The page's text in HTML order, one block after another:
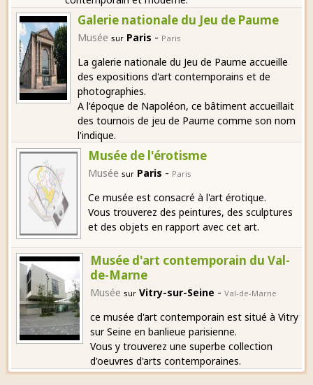
Galerie nationale du Jeu de Paume
Musée sur Paris - Paris
La galerie nationale du Jeu de Paume accueille
des expositions d'art contemporains et de
photographies.
A l'époque de Napoléon, ce bâtiment accueillait
des tournois de jeu de Paume comme son nom
l'indique.
Musée de l'érotisme
Musée sur Paris - Paris
Ce musée est consacré à l'art érotique.
Vous trouverez des peintures, des sculptures
et des objets en rapport avec cet art.
Musée d'art contemporain du Val-
de-Marne
Musée sur Vitry-sur-Seine -Val-de-Marne
ce musée d'art contemporain est situé à Vitry
sur Seine en banlieue parisienne.
Vous y trouverez une superbe collection
d'oeuvres d'arts contemporaines.